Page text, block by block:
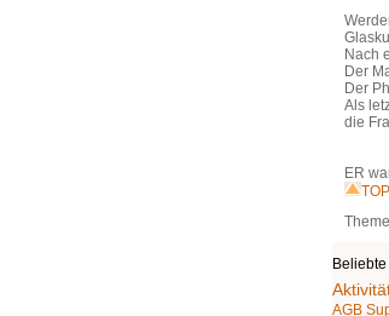
Nach
Der
Der
Als
die
ER
TOP
AGB